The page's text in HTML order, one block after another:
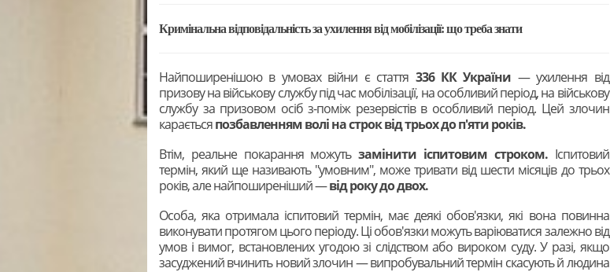
Кримінальна відповідальність за ухилення від мобілізації: що треба знати
Найпоширенішою в умовах війни є стаття 336 КК України — ухилення від
призову на військову службу під час мобілізації, на особливий період, на військову
службу за призовом осіб з-поміж резервістів в особливий період. Цей злочин
караєтьсяпозбавленням волі на строк від трьох до п'яти років.
Втім, реальне покарання можутьзамінити іспитовим строком.Іспитовий
термін, який ще називають "умовним", може тривати від шести місяців до трьох
років, але найпоширеніший —від року до двох.
Особа, яка отримала іспитовий термін, має деякі обов'язки, які вона повинна
виконувати протягом цього періоду. Ці обов'язки можуть варіюватися залежно від
умов і вимог, встановлених угодою зі слідством або вироком суду. У разі, якщо
засуджений вчинить новий злочин — випробувальний термін скасують й людина